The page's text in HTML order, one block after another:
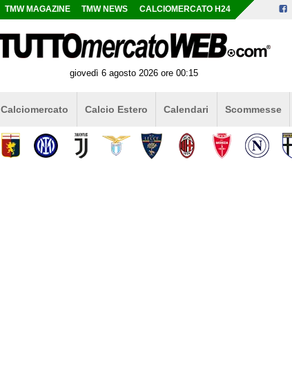
TMW MAGAZINE TMW NEWS CALCIOMERCATO H24
giovedì 6 agosto 2026 ore 00:15
Calciomercato Calcio Estero Calendari Scommesse